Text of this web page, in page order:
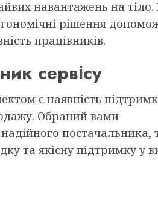
навантажень на
рішення
працівників.
сервісу
є наявність
Обраний вами
постачальника,
та якісну підтримку у